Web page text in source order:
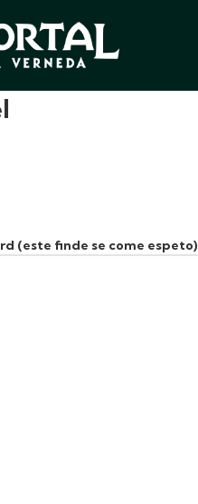
(este finde se come espeto)